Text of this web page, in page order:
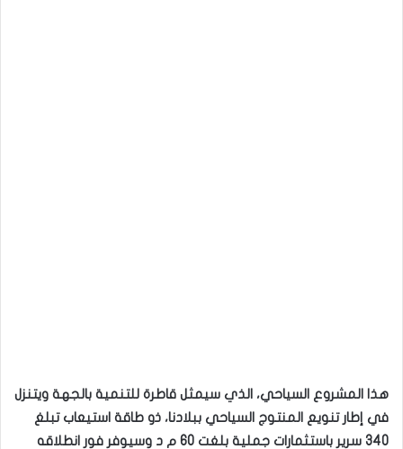
هذا المشروع السياحي، الذي سيمثل قاطرة للتنمية بالجهة ويتنزل
في إطار تنويع المنتوج السياحي ببلادنا، ذو طاقة استيعاب تبلغ
340 سرير باستثمارات جملية بلغت 60 م د وسيوفر فور انطلاقه